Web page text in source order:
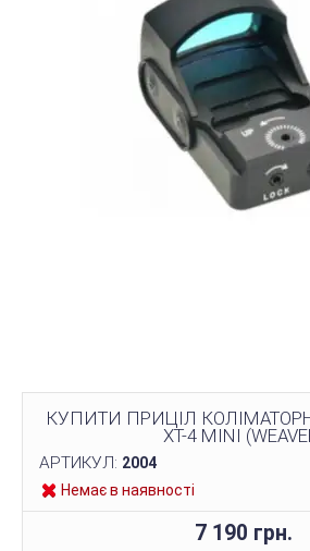
КУПИТИ ПРИЦІЛ
XT-4 MINI
АРТИКУЛ: 2004
Немає в наявності
7 190 грн.